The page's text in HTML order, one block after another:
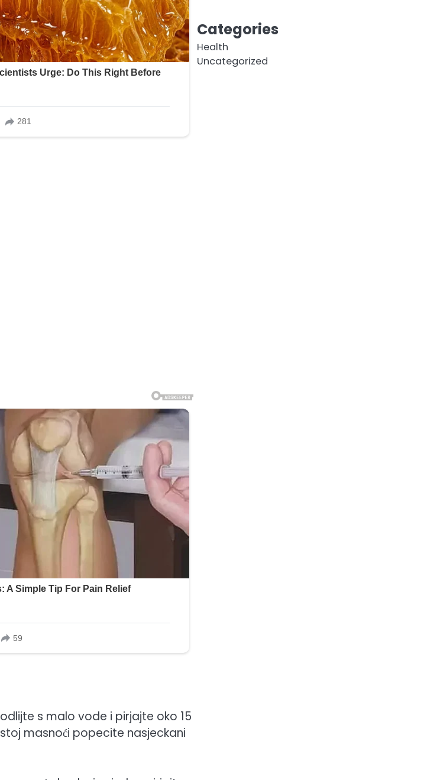
s malo vode i pirjajte oko 15
masnoći popecite nasjeckani
Categories
Health
Uncategorized